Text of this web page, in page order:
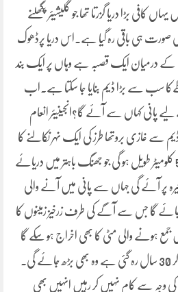
کافی بڑا دریا گزرتا تھا جو گلیشیئر پگھلنے
صورت ہی باقی رہ گیا ہے۔اس دریا پرڈھوک
کے درمیان ایک قصبہ ہے وہاں پر ایک بند
خطےکا سب سے بڑا ڈیم بنایا جا سکتا ہے۔اب
پانی کہاں سے آئے گا؟انجینیئر انعام
سے غازی بروتھا طرز کی ایک نہر نکالنے کا
منصوبہ پیش کیا ہے۔یہ نہر50.3 کلومیٹر طویل ہو گی جو جھنگ باہتر میں دریائے
پر آئے گی جہاں سے پانی میں آنے والی
گا جس سے آگے کی طرف زرخیز زمینوں کا
جمع ہونے والی مٹی کا بھی اخراج ہو سکے گا
اور اس کی لائف جو مسلسل کم ہو کر 30 سال رہ گئی ہے وہ بھی بڑھ جائے گی۔
کی وجہ سے کام نہیں کر رہیں انہیں بھی